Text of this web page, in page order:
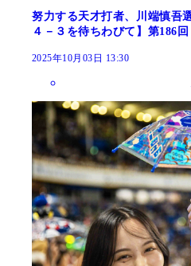
努力する天才打者、川端慎吾
４－３を待ちわびて】第186回
2025年10月03日 13:30